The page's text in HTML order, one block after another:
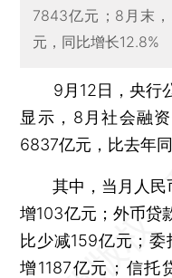
7843亿元；8月末
元，同比增长12.8%
9月12日，央行公
显示，8月社会融
6837亿元，比去年
其中，当月人民
增103亿元；外币贷
比少减159亿元；
增1187亿元；信托